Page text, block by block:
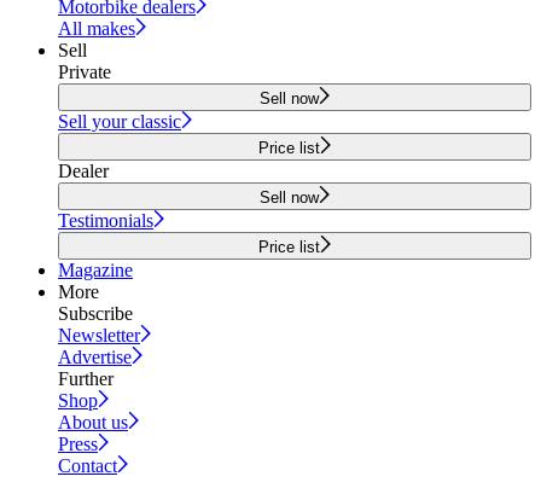
Motorbike dealers
All makes
Sell
Private
Sell now
Sell your classic
Price list
Dealer
Sell now
Testimonials
Price list
Magazine
More
Subscribe
Newsletter
Advertise
Further
Shop
About us
Press
Contact